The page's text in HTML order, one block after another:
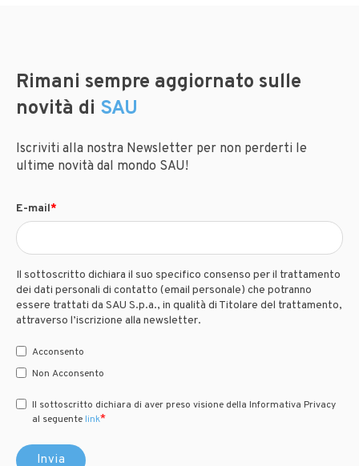
Rimani sempre aggiornato sulle
novità di SAU
Iscriviti alla nostra Newsletter per non perderti le
ultime novità dal mondo SAU!
E-mail*
Il sottoscritto dichiara il suo specifico consenso per il trattamento
dei dati personali di contatto (email personale) che potranno
essere trattati da SAU S.p.a., in qualità di Titolare del trattamento,
attraverso l’iscrizione alla newsletter.
Acconsento
Non Acconsento
Il sottoscritto dichiara di aver preso visione della Informativa Privacy
al seguente link*